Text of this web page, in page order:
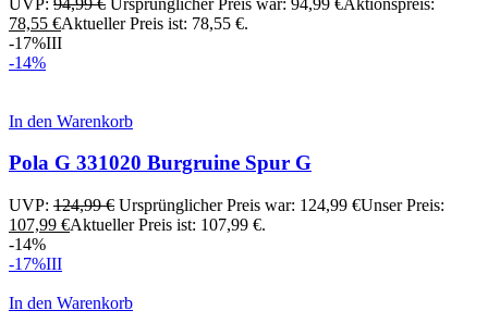
78,55 €Aktueller Preis ist: 78,55 €.
-17%III
-14%
In den Warenkorb
Pola G 331020 Burgruine Spur G
UVP: 124,99€ Ursprünglicher Preis war: 124,99 €Unser Preis:
107,99 €Aktueller Preis ist: 107,99 €.
-14%
-17%III
In den Warenkorb